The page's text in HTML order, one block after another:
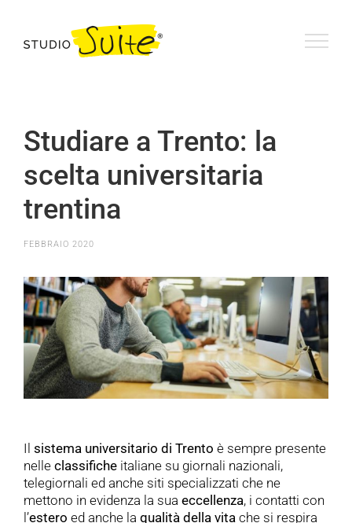
contenuto
Studiare a Trento: la
scelta universitaria
trentina
FEBBRAIO 2020
Il sistema universitario di Trento è sempre presente
nelle classifiche italiane su giornali nazionali,
telegiornali ed anche siti specializzati che ne
mettono in evidenza la sua eccellenza, i contatti con
l’estero ed anche la qualità della vita che si respira